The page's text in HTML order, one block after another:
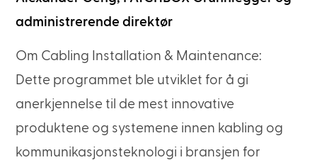
administrerende direktør
Om Cabling Installation & Maintenance:
Dette programmet ble utviklet for å gi
anerkjennelse til de mest innovative
produktene og systemene innen kabling og
kommunikasjonsteknologi i bransjen for